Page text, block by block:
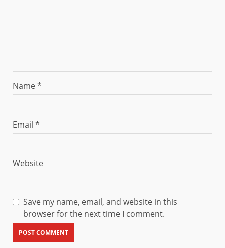
Name*
Email *
Website
Save my name, email, and website in this
browser for the next time I comment.